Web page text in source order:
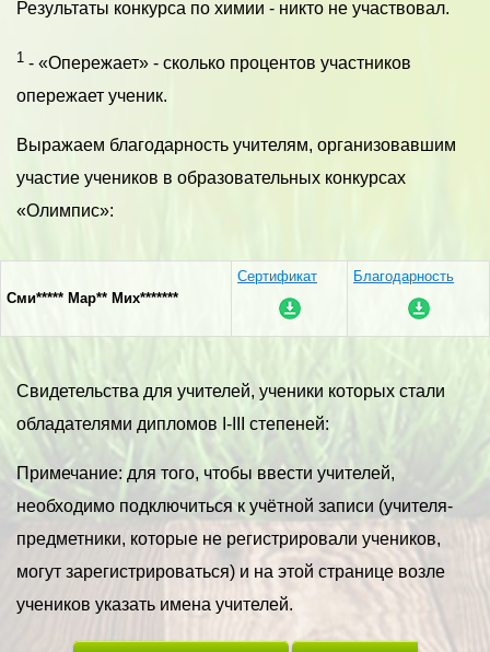
Результаты конкурса по химии - никто не участвовал.
1 - «Опережает» - сколько процентов участников
опережает ученик.
Выражаем благодарность учителям, организовавшим
участие учеников в образовательных конкурсах
«Олимпис»:
Сми***** Мар** Мих*******
Сертификат Благодарность
Свидетельства для учителей, ученики которых стали
обладателями дипломов I-III степеней:
Примечание: для того, чтобы ввести учителей,
необходимо подключиться к учётной записи (учителя-
предметники, которые не регистрировали учеников,
могут зарегистрироваться) и на этой странице возле
учеников указать имена учителей.